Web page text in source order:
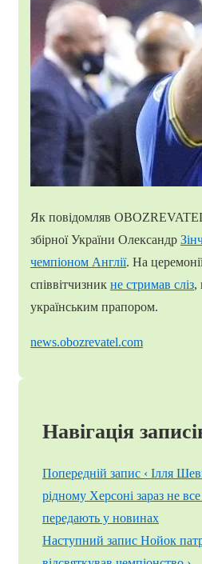
Як повідомляв
збірної України Олександр
чемпіоном Англії. На
співвітчизник не стримав сліз,
українським прапором.
news.obozrevatel.com
Навігація
Попередній запис ‹ Ілля
рідному Херсоні зараз не
передають у новинах
Наступний запис Нойок